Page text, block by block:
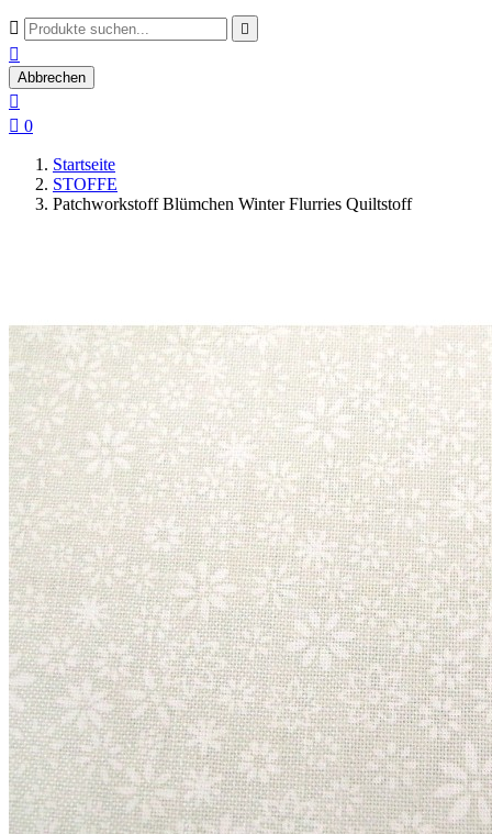
 

Abbrechen

 0
Startseite
STOFFE
Patchworkstoff Blümchen Winter Flurries Quiltstoff